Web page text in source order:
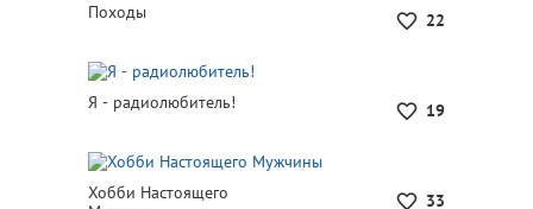
22
Походы
19
Я - радиолюбитель!
33
Хобби Настоящего